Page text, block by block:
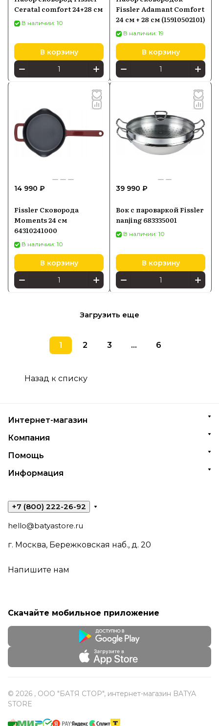
Ceratal comfort 24+28 см
В наличии: 10
В корзину
Fissler Adamant Comfort
24 см + 28 см (15910502101)
В наличии: 19
В корзину
14 990 ₽
Fissler Сковорода
Moments 24 см
64310241000
В наличии: 10
В корзину
39 990 ₽
Вок с пароваркой Fissler
nanjing 683335001
В наличии: 10
В корзину
Загрузить еще
1 2 3 ... 6
Назад к списку
Интернет-магазин
Компания
Помощь
Информация
+7 (800) 222-26-92
hello@batyastore.ru
г. Москва, Бережковская наб., д. 20
Напишите нам
Скачайте мобильное приложение
© 2026 , ООО "БАТЯ СТОР", интернет-магазин BATYA
STORE